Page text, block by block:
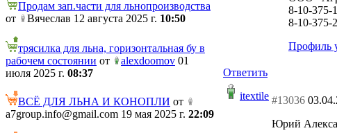
Продам зап.части для льнопроизводства
от
Вячеслав 12 августа 2025 г. 10:50
трясилка для льна, горизонтальная бу в
рабочем состоянии от alexdoomov 01
июля 2025 г. 08:37
ВСЁ ДЛЯ ЛЬНА И КОНОПЛИ от
a7group.info@gmail.com 19 мая 2025 г. 22:09
8-10-375-
8-10-375-
Профиль
Ответить
itextile #13036
Юрий